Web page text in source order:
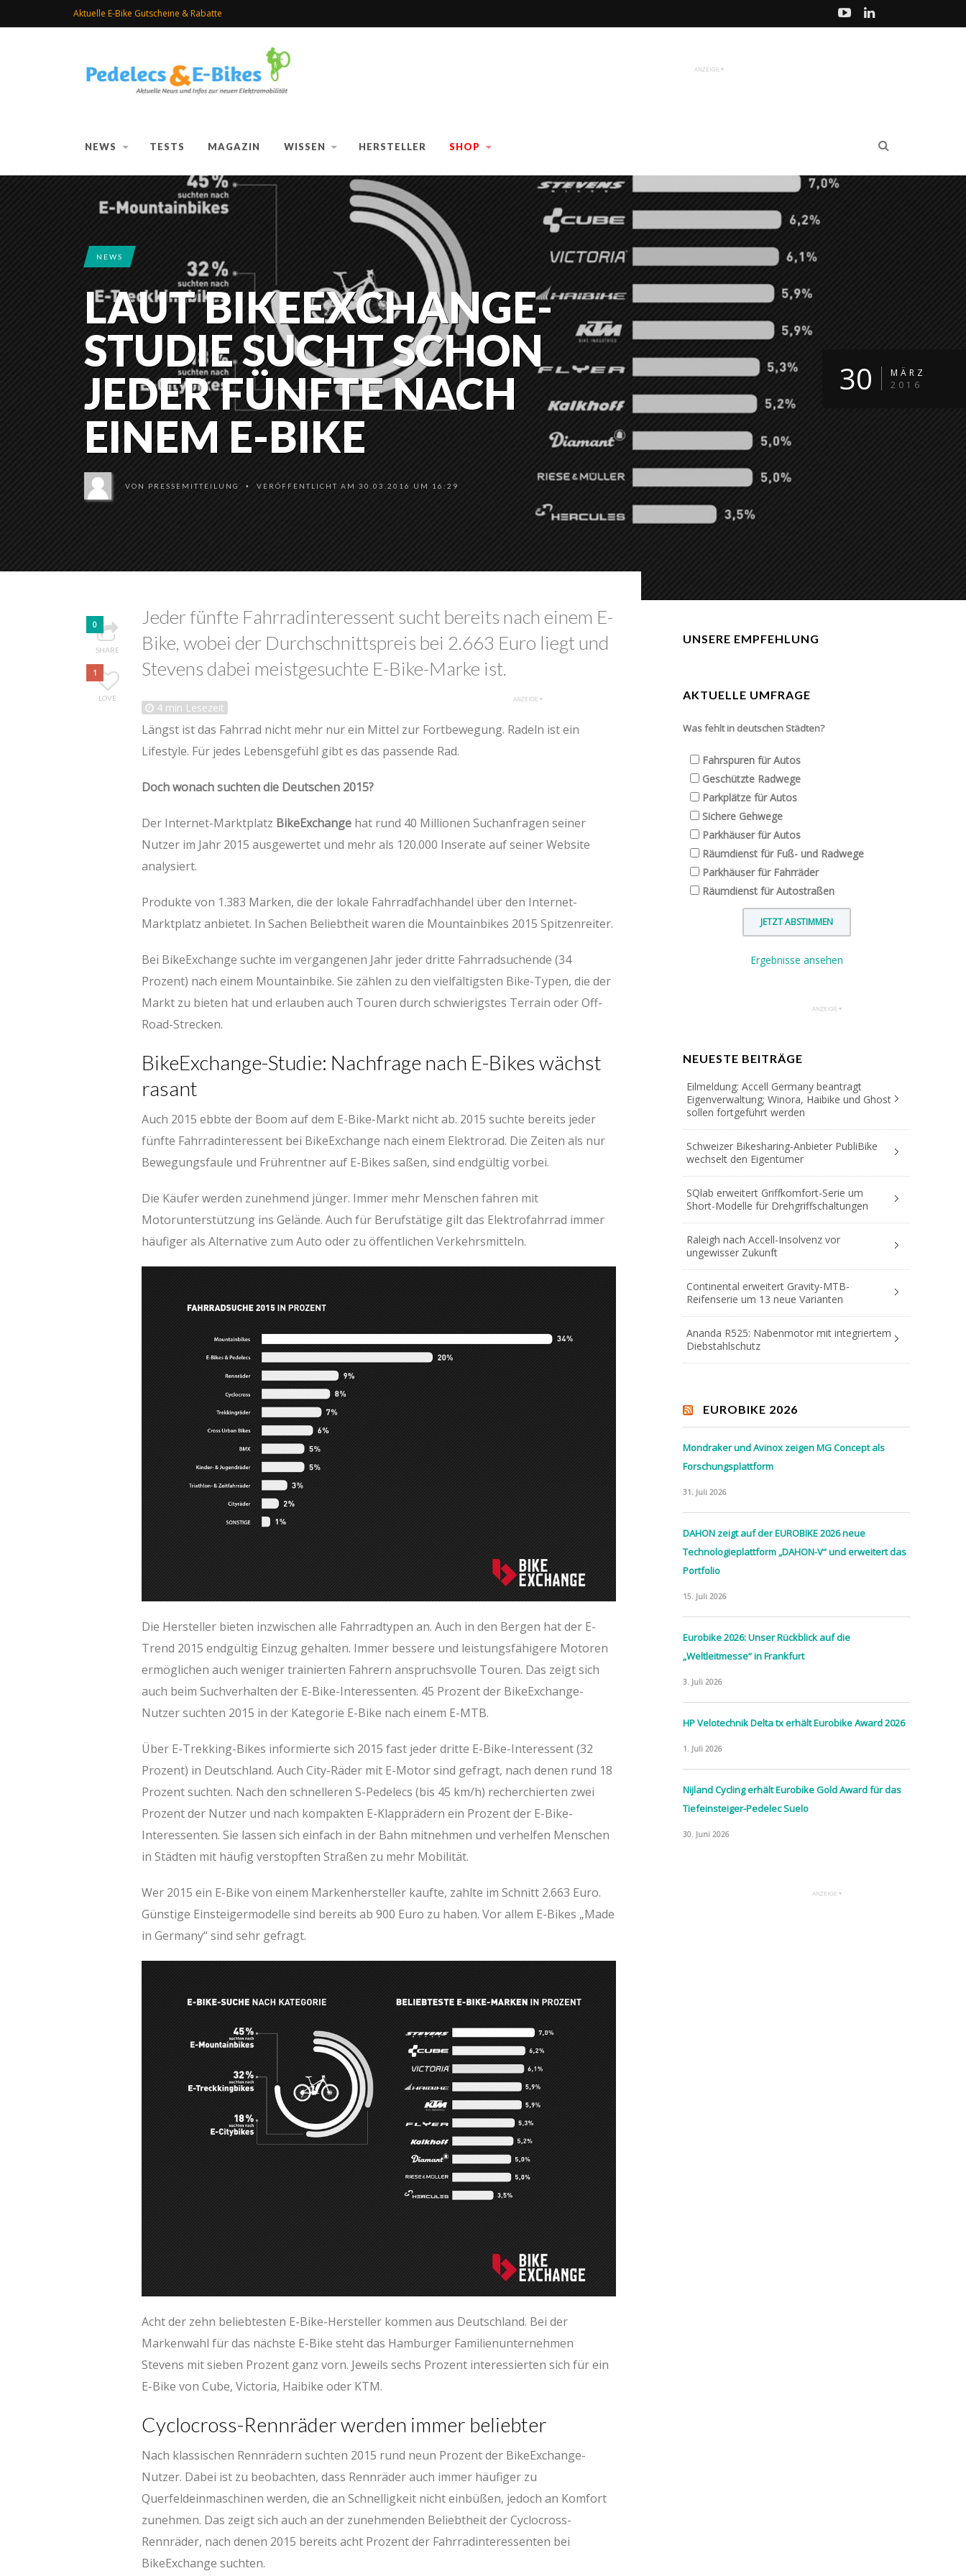
Aktuelle E-Bike Gutscheine & Rabatte
NEWS TESTS MAGAZIN WISSEN HERSTELLER SHOP
NEWS
LAUT BIKEEXCHANGE-
STUDIE SUCHT SCHON
JEDER FÜNFTE NACH
EINEM E-BIKE
VON PRESSEMITTEILUNG • VERÖFFENTLICHT AM 30.03.2016 UM 16:29
30
MÄRZ
2016
0
SHARE
1
LOVE
Jeder fünfte Fahrradinteressent sucht bereits nach einem E-
Bike, wobei der Durchschnittspreis bei 2.663 Euro liegt und
Stevens dabei meistgesuchte E-Bike-Marke ist.
4 min Lesezeit
Längst ist das Fahrrad nicht mehr nur ein Mittel zur Fortbewegung. Radeln ist ein
Lifestyle. Für jedes Lebensgefühl gibt es das passende Rad.
Doch wonach suchten die Deutschen 2015?
Der Internet-Marktplatz BikeExchange hat rund 40 Millionen Suchanfragen seiner
Nutzer im Jahr 2015 ausgewertet und mehr als 120.000 Inserate auf seiner Website
analysiert.
Produkte von 1.383 Marken, die der lokale Fahrradfachhandel über den Internet-
Marktplatz anbietet. In Sachen Beliebtheit waren die Mountainbikes 2015 Spitzenreiter.
Bei BikeExchange suchte im vergangenen Jahr jeder dritte Fahrradsuchende (34
Prozent) nach einem Mountainbike. Sie zählen zu den vielfältigsten Bike-Typen, die der
Markt zu bieten hat und erlauben auch Touren durch schwierigstes Terrain oder Off-
Road-Strecken.
BikeExchange-Studie: Nachfrage nach E-Bikes wächst
rasant
Auch 2015 ebbte der Boom auf dem E-Bike-Markt nicht ab. 2015 suchte bereits jeder
fünfte Fahrradinteressent bei BikeExchange nach einem Elektrorad. Die Zeiten als nur
Bewegungsfaule und Frührentner auf E-Bikes saßen, sind endgültig vorbei.
Die Käufer werden zunehmend jünger. Immer mehr Menschen fahren mit
Motorunterstützung ins Gelände. Auch für Berufstätige gilt das Elektrofahrrad immer
häufiger als Alternative zum Auto oder zu öffentlichen Verkehrsmitteln.
Die Hersteller bieten inzwischen alle Fahrradtypen an. Auch in den Bergen hat der E-
Trend 2015 endgültig Einzug gehalten. Immer bessere und leistungsfähigere Motoren
ermöglichen auch weniger trainierten Fahrern anspruchsvolle Touren. Das zeigt sich
auch beim Suchverhalten der E-Bike-Interessenten. 45 Prozent der BikeExchange-
Nutzer suchten 2015 in der Kategorie E-Bike nach einem E-MTB.
Über E-Trekking-Bikes informierte sich 2015 fast jeder dritte E-Bike-Interessent (32
Prozent) in Deutschland. Auch City-Räder mit E-Motor sind gefragt, nach denen rund 18
Prozent suchten. Nach den schnelleren S-Pedelecs (bis 45 km/h) recherchierten zwei
Prozent der Nutzer und nach kompakten E-Klapprädern ein Prozent der E-Bike-
Interessenten. Sie lassen sich einfach in der Bahn mitnehmen und verhelfen Menschen
in Städten mit häufig verstopften Straßen zu mehr Mobilität.
Wer 2015 ein E-Bike von einem Markenhersteller kaufte, zahlte im Schnitt 2.663 Euro.
Günstige Einsteigermodelle sind bereits ab 900 Euro zu haben. Vor allem E-Bikes „Made
in Germany“ sind sehr gefragt.
Acht der zehn beliebtesten E-Bike-Hersteller kommen aus Deutschland. Bei der
Markenwahl für das nächste E-Bike steht das Hamburger Familienunternehmen
Stevens mit sieben Prozent ganz vorn. Jeweils sechs Prozent interessierten sich für ein
E-Bike von Cube, Victoria, Haibike oder KTM.
Cyclocross-Rennräder werden immer beliebter
Nach klassischen Rennrädern suchten 2015 rund neun Prozent der BikeExchange-
Nutzer. Dabei ist zu beobachten, dass Rennräder auch immer häufiger zu
Querfeldeinmaschinen werden, die an Schnelligkeit nicht einbüßen, jedoch an Komfort
zunehmen. Das zeigt sich auch an der zunehmenden Beliebtheit der Cyclocross-
Rennräder, nach denen 2015 bereits acht Prozent der Fahrradinteressenten bei
BikeExchange suchten.
UNSERE EMPFEHLUNG
AKTUELLE UMFRAGE
Was fehlt in deutschen Städten?
Fahrspuren für Autos
Geschützte Radwege
Parkplätze für Autos
Sichere Gehwege
Parkhäuser für Autos
Räumdienst für Fuß- und Radwege
Parkhäuser für Fahrräder
Räumdienst für Autostraßen
Ergebnisse ansehen
NEUESTE BEITRÄGE
Eilmeldung: Accell Germany beantragt
Eigenverwaltung; Winora, Haibike und Ghost
sollen fortgeführt werden
Schweizer Bikesharing-Anbieter PubliBike
wechselt den Eigentümer
SQlab erweitert Griffkomfort-Serie um
Short-Modelle für Drehgriffschaltungen
Raleigh nach Accell-Insolvenz vor
ungewisser Zukunft
Continental erweitert Gravity-MTB-
Reifenserie um 13 neue Varianten
Ananda R525: Nabenmotor mit integriertem
Diebstahlschutz
EUROBIKE 2026
Mondraker und Avinox zeigen MG Concept als
Forschungsplattform
31. Juli 2026
DAHON zeigt auf der EUROBIKE 2026 neue
Technologieplattform „DAHON-V“ und erweitert das
Portfolio
15. Juli 2026
Eurobike 2026: Unser Rückblick auf die
„Weltleitmesse“ in Frankfurt
3. Juli 2026
HP Velotechnik Delta tx erhält Eurobike Award 2026
1. Juli 2026
Nijland Cycling erhält Eurobike Gold Award für das
Tiefeinsteiger-Pedelec Suelo
30. Juni 2026